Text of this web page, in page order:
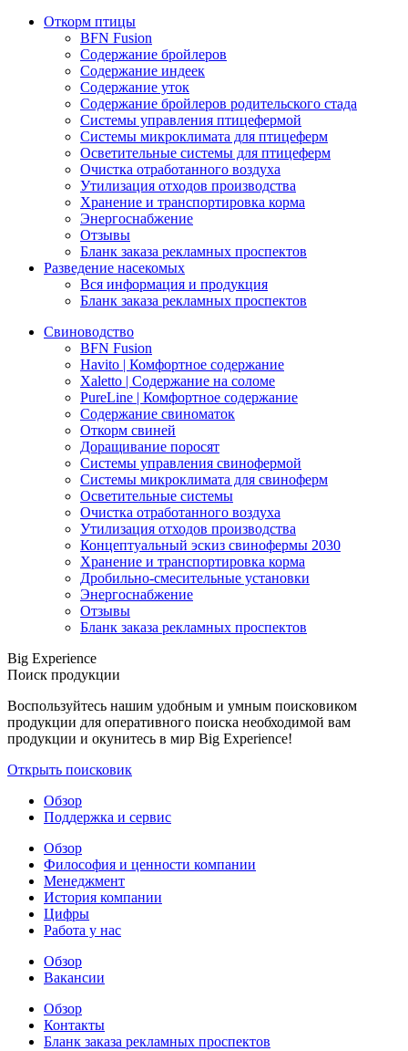
Откорм птицы
BFN Fusion
Содержание бройлеров
Содержание индеек
Содержание уток
Содержание бройлеров родительского стада
Системы управления птицефермой
Системы микроклимата для птицеферм
Осветительные системы для птицеферм
Очистка отработанного воздуха
Утилизация отходов производства
Хранение и транспортировка корма
Энергоснабжение
Отзывы
Бланк заказа рекламных проспектов
Разведение насекомых
Вся информация и продукция
Бланк заказа рекламных проспектов
Свиноводство
BFN Fusion
Havito | Комфортное содержание
Xaletto | Содержание на соломе
PureLine | Комфортное содержание
Содержание свиноматок
Откорм свиней
Доращивание поросят
Системы управления свинофермой
Системы микроклимата для свиноферм
Осветительные системы
Очистка отработанного воздуха
Утилизация отходов производства
Концептуальный эскиз свинофермы 2030
Хранение и транспортировка корма
Дробильно-смесительные установки
Энергоснабжение
Отзывы
Бланк заказа рекламных проспектов
Big Experience
Поиск продукции
Воспользуйтесь нашим удобным и умным поисковиком
продукции для оперативного поиска необходимой вам
продукции и окунитесь в мир Big Experience!
Открыть поисковик
Обзор
Поддержка и сервис
Обзор
Философия и ценности компании
Менеджмент
История компании
Цифры
Работа у нас
Обзор
Вакансии
Обзор
Контакты
Бланк заказа рекламных проспектов